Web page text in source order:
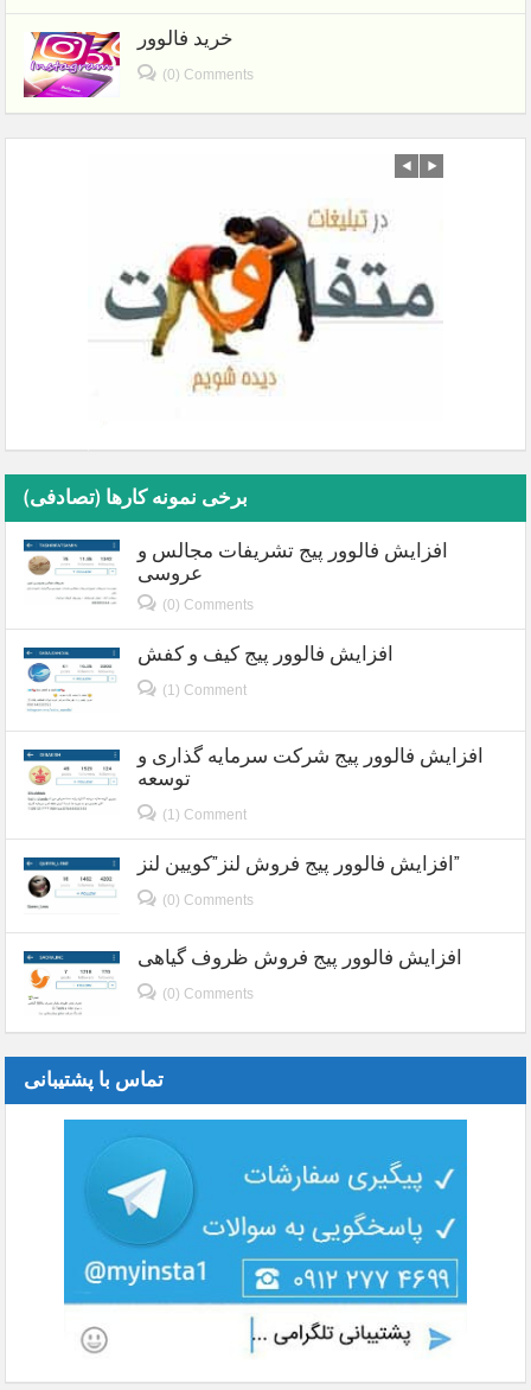
خرید فالوور
(0) Comments
برخی نمونه کارها (تصادفی)
افزایش فالوور پیج تشریفات مجالس و
عروسی
(0) Comments
افزایش فالوور پیج کیف و کفش
(1) Comment
افزایش فالوور پیج شرکت سرمایه گذاری و
توسعه
(1) Comment
افزایش فالوور پیج فروش لنز”کویین لنز”
(0) Comments
افزایش فالوور پیج فروش ظروف گیاهی
(0) Comments
تماس با پشتیبانی